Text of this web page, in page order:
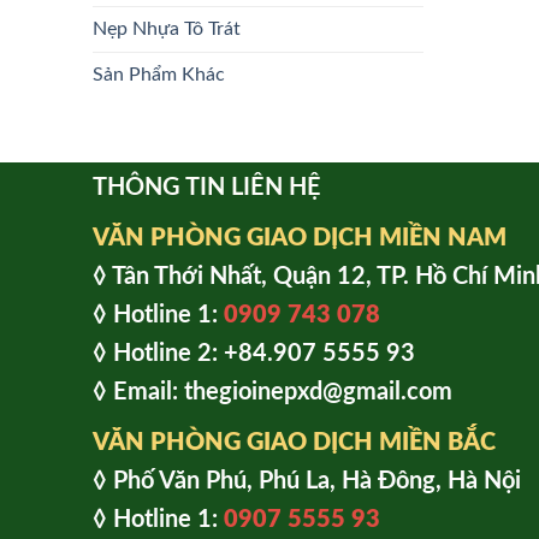
Nẹp Nhựa Tô Trát
Sản Phẩm Khác
THÔNG TIN LIÊN HỆ
VĂN PHÒNG GIAO DỊCH MIỀN NAM
◊ Tân Thới Nhất, Quận 12, TP. Hồ Chí
◊ Hotline 1: 0909 743 078
◊ Hotline 2: +84.907 5555 93
◊ Email: thegioinepxd@gmail.com
VĂN PHÒNG GIAO DỊCH MIỀN BẮC
◊ Phố Văn Phú, Phú La, Hà Đông, Hà Nội
◊ Hotline 1: 0907 5555 93